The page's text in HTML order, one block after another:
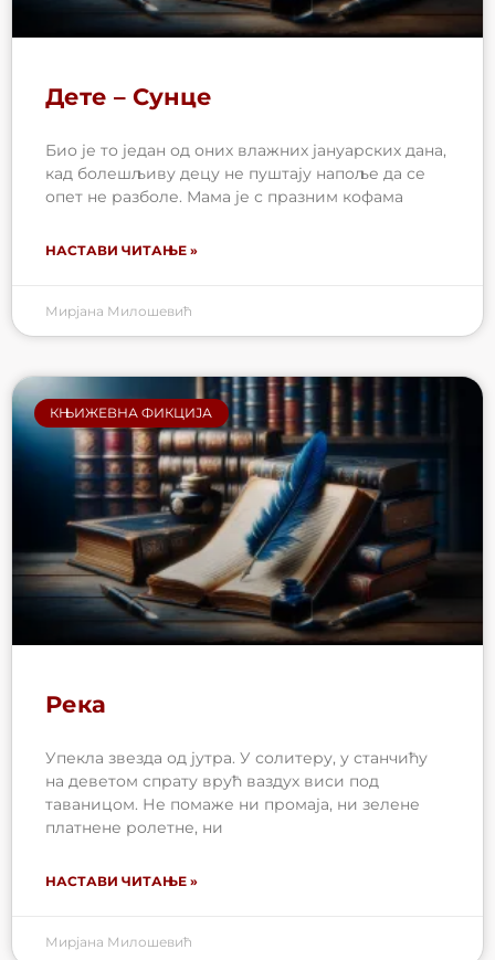
Дете – Сунце
Био је то један од оних влажних јануарских дана,
кад болешљиву децу не пуштају напоље да се
опет не разболе. Мама је с празним кофама
НАСТАВИ ЧИТАЊЕ »
Мирјана Милошевић
КЊИЖЕВНА ФИКЦИЈА
Река
Упекла звезда од јутра. У солитеру, у станчићу
на деветом спрату врућ ваздух виси под
таваницом. Не помаже ни промаја, ни зелене
платнене ролетне, ни
НАСТАВИ ЧИТАЊЕ »
Мирјана Милошевић